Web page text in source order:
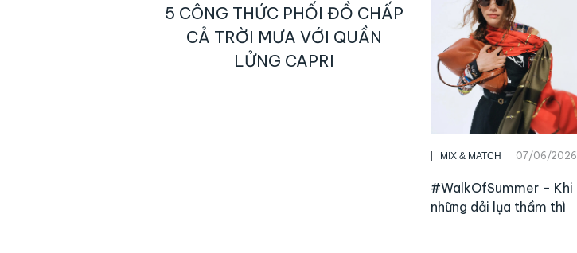
5 CÔNG THỨC PHỐI ĐỒ CHẤP
CẢ TRỜI MƯA VỚI QUẦN
LỬNG CAPRI
MIX & MATCH 07/06/2026
#WalkOfSummer – Khi
những dải lụa thầm thì